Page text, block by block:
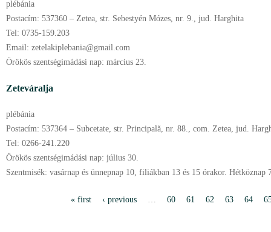
plébánia
Postacím: 537360 – Zetea, str. Sebestyén Mózes, nr. 9., jud. Harghita
Tel: 0735-159.203
Email: zetelakiplebania@gmail.com
Örökös szentségimádási nap: március 23.
Zeteváralja
plébánia
Postacím: 537364 – Subcetate, str. Principală, nr. 88., com. Zetea, jud.
Tel: 0266-241.220
Örökös szentségimádási nap: július 30.
Szentmisék: vasárnap és ünnepnap 10, filiákban 13 és 15 órakor. Hétköznap
« first ‹ previous 60 61 62 63 64